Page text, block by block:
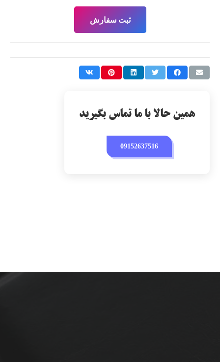
ثبت سفارش
همین حالا با ما تماس بگیرید
09152637516